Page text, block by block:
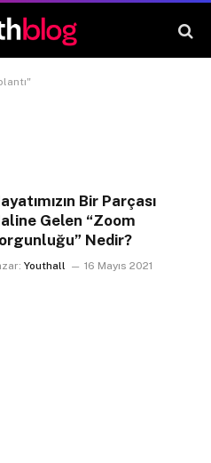
Bir Parçası
Gelen “Zoom
Nedir?
Youthall 16 Mayıs 2021